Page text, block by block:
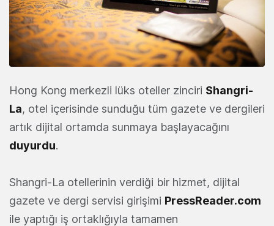
Hong Kong merkezli lüks oteller zinciri Shangri-
La, otel içerisinde sunduğu tüm gazete ve dergileri
artık dijital ortamda sunmaya başlayacağını
duyurdu.
Shangri-La otellerinin verdiği bir hizmet, dijital
gazete ve dergi servisi girişimi PressReader.com
ile yaptığı iş ortaklığıyla tamamen